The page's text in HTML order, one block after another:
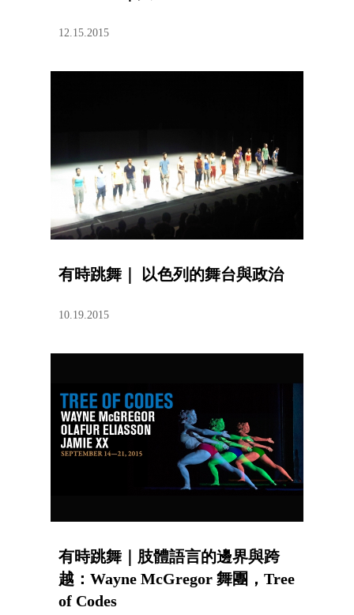
12.15.2015
有時跳舞｜ 以色列的舞台與政治
10.19.2015
有時跳舞｜肢體語言的邊界與跨
越：Wayne McGregor 舞團，Tree
of Codes